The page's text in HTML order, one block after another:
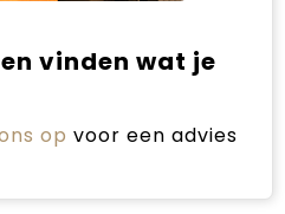
vinden wat je
op voor een advies